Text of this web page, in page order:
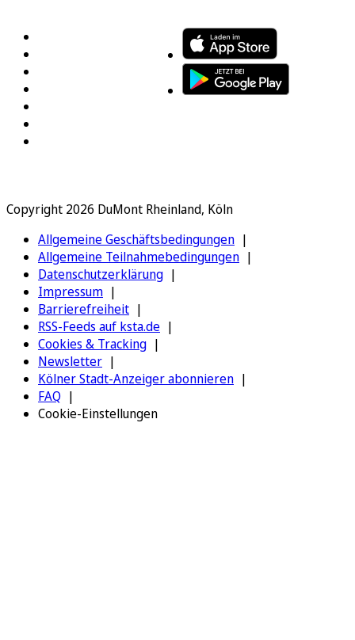
Copyright 2026 DuMont Rheinland, Köln
Allgemeine Geschäftsbedingungen
Allgemeine Teilnahmebedingungen
Datenschutzerklärung
Impressum
Barrierefreiheit
RSS-Feeds auf ksta.de
Cookies & Tracking
Newsletter
Kölner Stadt-Anzeiger abonnieren
FAQ
Cookie-Einstellungen